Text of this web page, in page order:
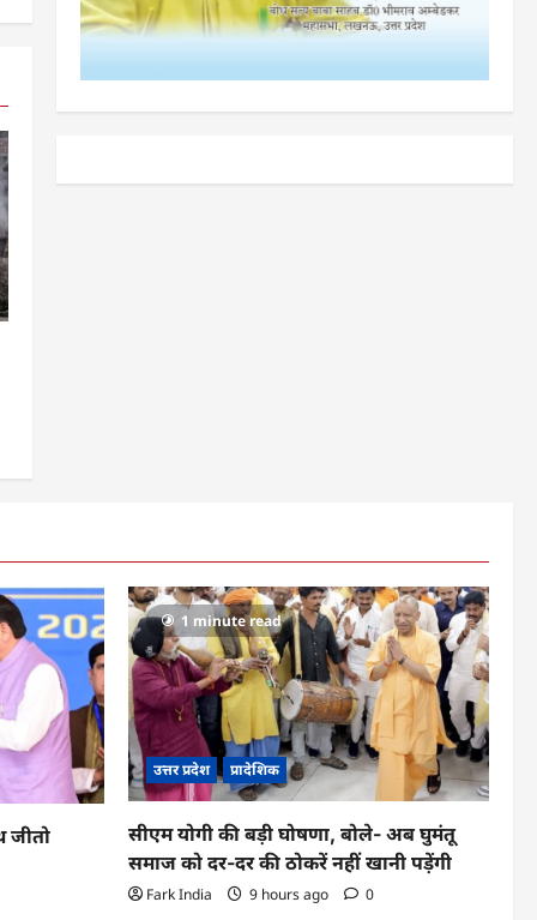
जीतो
1 minute read
उत्तर प्रदेश प्रादेशिक
सीएम योगी की बड़ी घोषणा, बोले- अब घुमंतू
समाज को दर-दर की ठोकरें नहीं खानी पड़ेंगी
Fark India 9 hours ago 0